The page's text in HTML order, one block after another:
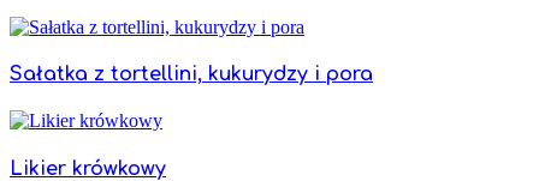
Sałatka z tortellini, kukurydzy i pora
Likier krówkowy